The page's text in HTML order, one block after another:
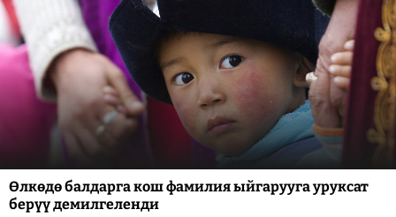
Өлкөдө балдарга кош фамилия ыйгарууга уруксат
берүү демилгеленди